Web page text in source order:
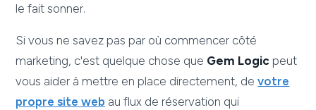
le fait sonner.
Si vous ne savez pas par où commencer côté
marketing, c'est quelque chose que Gem Logic peut
vous aider à mettre en place directement, devotre
propre site web au flux de réservation qui